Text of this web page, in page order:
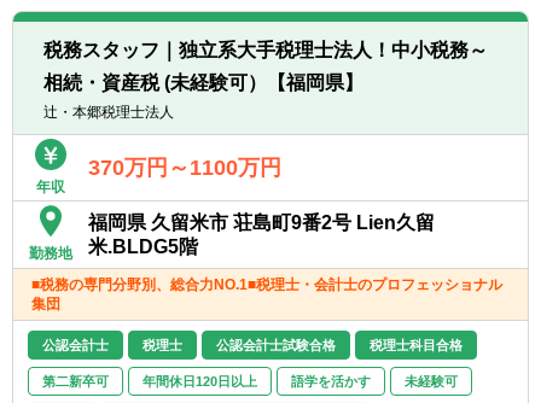
■会計や財務に関するコンサルティング業務
の経験をお持ちの方
■監査法人や会計事務所出身の方
■事業会社での経理経験をお持ちの方
■公認会計士資格保有者（試験合格者含む）
■IPO支援、事業計画策定・予実分析
■M&A関連（DD、ストラクチャー立案、実行
支援）
■マーケティング・業務効率化施策の企画・
実行
■株主/ファンド向け経営会議のレポーティン
グ
▽会計コンサルティング業務
■IPO準備支援
■決算早期化支援
■資金調達支援
■基幹システム導入支援
■内部統制構築支援
■監査法人/証券会社対応
税務スタッフ｜独立系大手税理士法人！中小税務～
相続・資産税 (未経験可）【福岡県】
辻・本郷税理士法人
年収
370万円～1100万円
勤務地
福岡県 久留米市 荘島町9番2号 Lien久留
米.BLDG5階
■税務の専門分野別、総合力NO.1■税理士・会計士のプロフェッショナル
集団
公認会計士 税理士 公認会計士試験合格 税理士科目合格
第二新卒可 年間休日120日以上 語学を活かす 未経験可